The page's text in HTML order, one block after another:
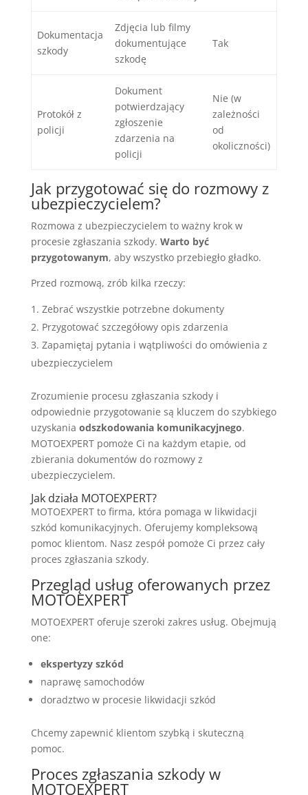
Dokumentacja
szkody
Zdjęcia lub filmy
dokumentujące
szkodę
Tak
Protokół z
policji
Dokument
potwierdzający
zgłoszenie
zdarzenia na
policji
Nie (w
zależności
od
okoliczności)
Jak przygotować się do rozmowy z
ubezpieczycielem?
Rozmowa z ubezpieczycielem to ważny krok w
procesie zgłaszania szkody. Warto być
przygotowanym, aby wszystko przebiegło gładko.
Przed rozmową, zrób kilka rzeczy:
Zebrać wszystkie potrzebne dokumenty
Przygotować szczegółowy opis zdarzenia
Zapamiętaj pytania i wątpliwości do omówienia z
ubezpieczycielem
Zrozumienie procesu zgłaszania szkody i
odpowiednie przygotowanie są kluczem do szybkiego
uzyskania odszkodowania komunikacyjnego.
MOTOEXPERT pomoże Ci na każdym etapie, od
zbierania dokumentów do rozmowy z
ubezpieczycielem.
Jak działa MOTOEXPERT?
MOTOEXPERT to firma, która pomaga w likwidacji
szkód komunikacyjnych. Oferujemy kompleksową
pomoc klientom. Nasz zespół pomoże Ci przez cały
proces zgłaszania szkody.
Przegląd usług oferowanych przez
MOTOEXPERT
MOTOEXPERT oferuje szeroki zakres usług. Obejmują
one:
ekspertyzy szkód
naprawę samochodów
doradztwo w procesie likwidacji szkód
Chcemy zapewnić klientom szybką i skuteczną
pomoc.
Proces zgłaszania szkody w
MOTOEXPERT